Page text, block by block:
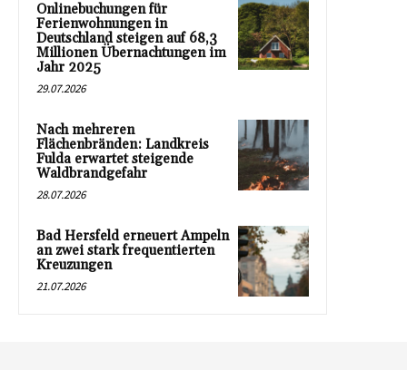
Onlinebuchungen für
Ferienwohnungen in
Deutschland steigen auf 68,3
Millionen Übernachtungen im
Jahr 2025
29.07.2026
Nach mehreren
Flächenbränden: Landkreis
Fulda erwartet steigende
Waldbrandgefahr
28.07.2026
Bad Hersfeld erneuert Ampeln
an zwei stark frequentierten
Kreuzungen
21.07.2026